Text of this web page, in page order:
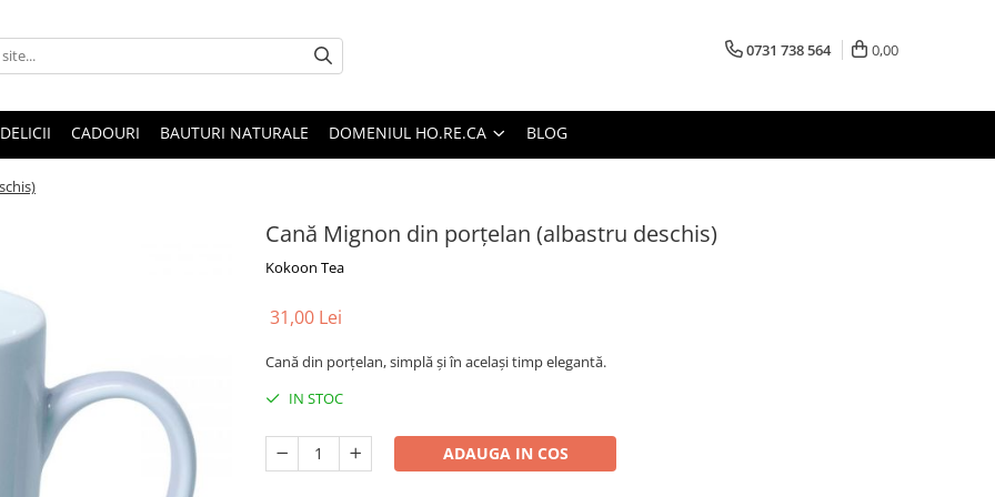
0731 738 564 0,00
DELICII CADOURI BAUTURI NATURALE DOMENIUL HO.RE.CA BLOG
Cană Mignon din porţelan (albastru deschis)
Kokoon Tea
31,00 Lei
Cană din porţelan, simplă şi în acelaşi timp elegantă.
IN STOC
ADAUGA IN COS